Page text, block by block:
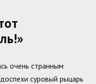
очень странным
суровый рыцарь